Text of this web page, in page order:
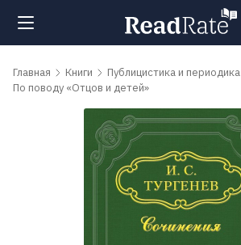
Поиск
Главная Книги
Публицистика и периодика
По поводу «Отцов и детей»